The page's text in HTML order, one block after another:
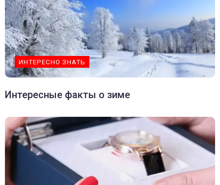
ИНТЕРЕСНО ЗНАТЬ
Интересные факты о зиме